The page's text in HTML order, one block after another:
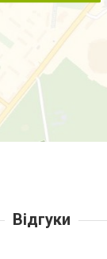
Відгуки